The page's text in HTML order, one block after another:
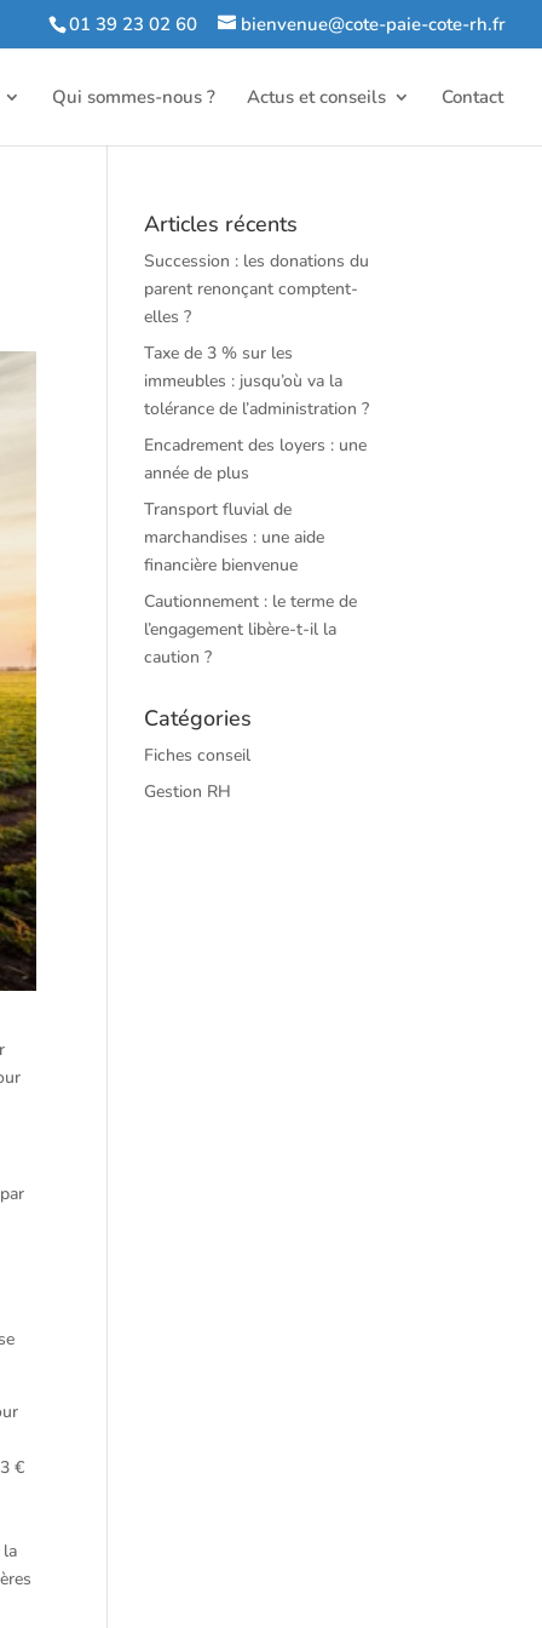
01 39 23 02 60 bienvenue@cote-paie-cote-rh.fr
Qui sommes-nous ? Actus et conseils Contact
€
la
Articles récents
Succession : les donations du
parent renonçant comptent-
elles ?
Taxe de 3 % sur les
immeubles : jusqu’où va la
tolérance de l’administration ?
Encadrement des loyers : une
année de plus
Transport fluvial de
marchandises : une aide
financière bienvenue
Cautionnement : le terme de
l’engagement libère-t-il la
caution ?
Catégories
Fiches conseil
Gestion RH